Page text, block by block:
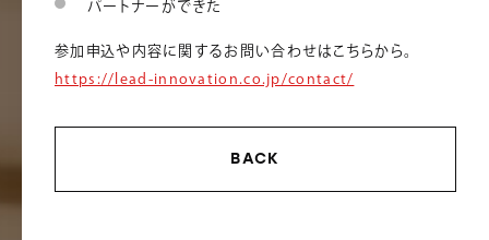
パートナーができた
参加申込や内容に関するお問い合わせはこちらから。
https://lead-innovation.co.jp/contact/
BACK